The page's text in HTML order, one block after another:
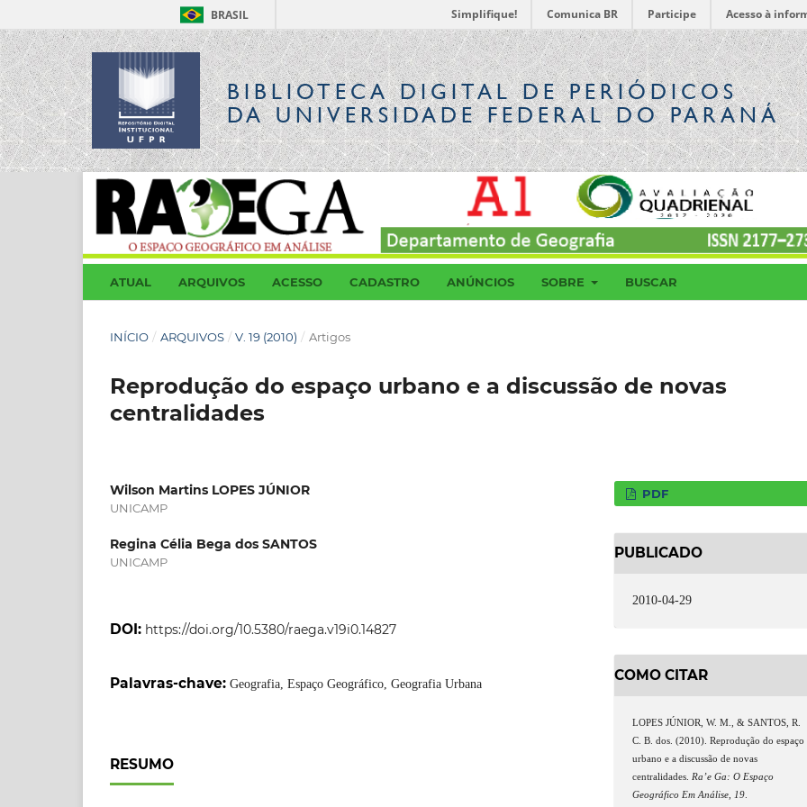
BRASIL Simplifique! Comunica BR Participe Acesso à
BIBLIOTECA DIGITALDE PERIÓDICOS
DA UNIVERSIDADE FEDERAL DO PARANÁ
ATUAL ARQUIVOS ACESSO CADASTRO ANÚNCIOS SOBRE BUSCAR
INÍCIO / ARQUIVOS / V. 19 (2010) / Artigos
Reprodução do espaço urbano e a discussão de novas
centralidades
Wilson Martins LOPES JÚNIOR
UNICAMP
Regina Célia Bega dos SANTOS
UNICAMP
DOI: https://doi.org/10.5380/raega.v19i0.14827
Palavras-chave: Geografia, Espaço Geográfico, Geografia Urbana
RESUMO
PDF
PUBLICADO
2010-04-29
COMO CITAR
LOPES JÚNIOR, W. M., & SANTOS, R.
C. B. dos. (2010). Reprodução do espaço
urbano e a discussão de novas
centralidades. Ra’e Ga: O Espaço
Geográfico Em Análise
19